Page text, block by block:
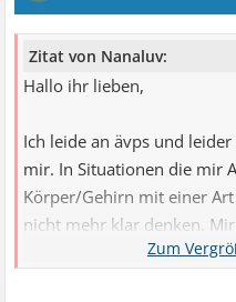
Zitat von Nanaluv:
Hallo ihr lieben,
Ich leide an ävps und
mir. In Situationen die mir
Körper/Gehirn mit einer
nicht mehr klar denken.
werde also stumm und